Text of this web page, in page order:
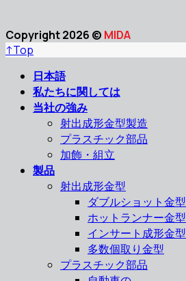
Copyright 2026 © MIDA
↑Top
日本語
私たちに関しては
当社の強み
射出成形金型製造
プラスチック部品
加飾・組立
製品
射出成形金型
ダブルショット金型
ホットランナー金型
インサート成形金型
多数個取り金型
プラスチック部品